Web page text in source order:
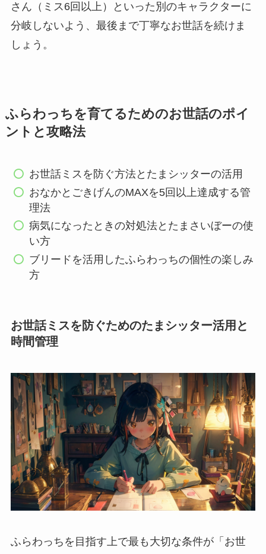
さん（ミス6回以上）といった別のキャラクターに
分岐しないよう、最後まで丁寧なお世話を続けま
しょう。
ふらわっちを育てるためのお世話のポイ
ントと攻略法
お世話ミスを防ぐ方法とたまシッターの活用
おなかとごきげんのMAXを5回以上達成する管
理法
病気になったときの対処法とたまさいぼーの使
い方
ブリードを活用したふらわっちの個性の楽しみ
方
お世話ミスを防ぐためのたまシッター活用と
時間管理
ふらわっちを目指す上で最も大切な条件が「お世